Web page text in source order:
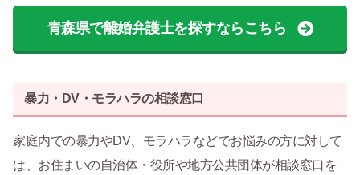
青森県で離婚弁護士を探すならこちら
暴力・DV・モラハラの相談窓口
家庭内での暴力やDV、モラハラなどでお悩みの方に対して
は、お住まいの自治体・役所や地方公共団体が相談窓口を